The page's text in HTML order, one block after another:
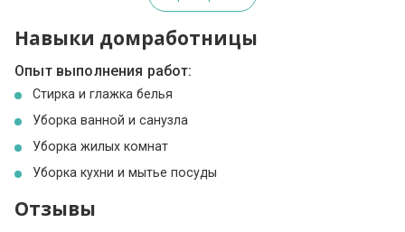
Навыки домработницы
Опыт выполнения работ:
Стирка и глажка белья
Уборка ванной и санузла
Уборка жилых комнат
Уборка кухни и мытье посуды
Отзывы